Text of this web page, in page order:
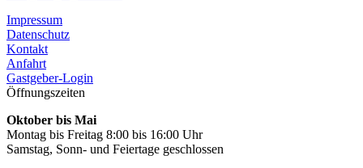
Impressum
Datenschutz
Kontakt
Anfahrt
Gastgeber-Login
Öffnungszeiten
Oktober bis Mai
Montag bis Freitag 8:00 bis 16:00 Uhr
Samstag, Sonn- und Feiertage geschlossen